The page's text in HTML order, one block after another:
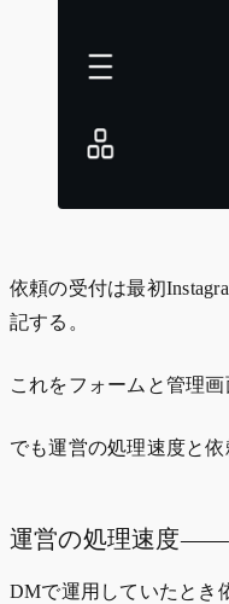
依頼の受付は最初
記する。
これをフォームと管理
でも運営の処理速度と
運営の処理速度
DMで運用していたとき